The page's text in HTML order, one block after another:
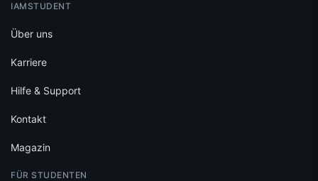
IAMSTUDENT
Über uns
Karriere
Hilfe & Support
Kontakt
Magazin
FÜR STUDENTEN